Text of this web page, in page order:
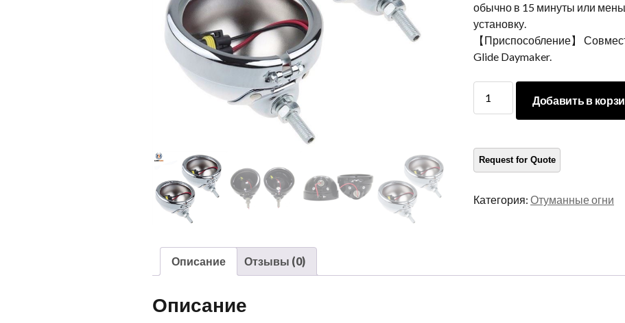
обычно в 15 минуты или
установку.
【Приспособление】
Glide Daymaker.
4.5
держатель
света
турирования
Добавить в
Категория: Отуманные огни
Описание Отзывы (0)
Описание